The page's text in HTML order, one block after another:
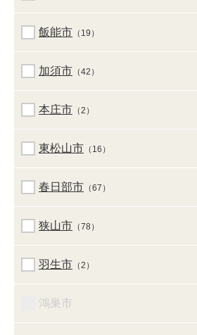
飯能市 （19）
加須市 （42）
本庄市 （2）
東松山市 （16）
春日部市 （67）
狭山市 （78）
羽生市 （2）
鴻巣市